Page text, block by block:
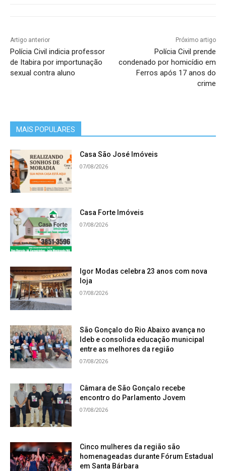
Artigo anterior
Polícia Civil indicia professor
de Itabira por importunação
sexual contra aluno
Próximo artigo
Polícia Civil prende
condenado por homicídio em
Ferros após 17 anos do
crime
MAIS POPULARES
Casa São José Imóveis
07/08/2026
Casa Forte Imóveis
07/08/2026
Igor Modas celebra 23 anos com nova
loja
07/08/2026
São Gonçalo do Rio Abaixo avança no
Ideb e consolida educação municipal
entre as melhores da região
07/08/2026
Câmara de São Gonçalo recebe
encontro do Parlamento Jovem
07/08/2026
Cinco mulheres da região são
homenageadas durante Fórum Estadual
em Santa Bárbara